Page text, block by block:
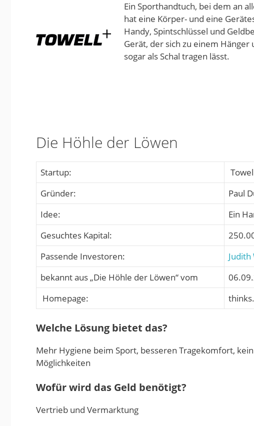
Ein Sporthandtuch, bei dem an
hat eine Körper- und eine
Handy, Spintschlüssel und
Gerät, der sich zu einem
sogar als Schal tragen lässt.
Die Höhle der Löwen
Startup:
Gründer:
Paul
Idee:
Ein
Gesuchtes Kapital:
Passende Investoren:
Judith
bekannt aus „Die Höhle der Löwen“ vom
Homepage:
Welche Lösung bietet das?
Mehr Hygiene beim Sport, besseren Tragekomfort,
Möglichkeiten
Wofür wird das Geld benötigt?
Vertrieb und Vermarktung